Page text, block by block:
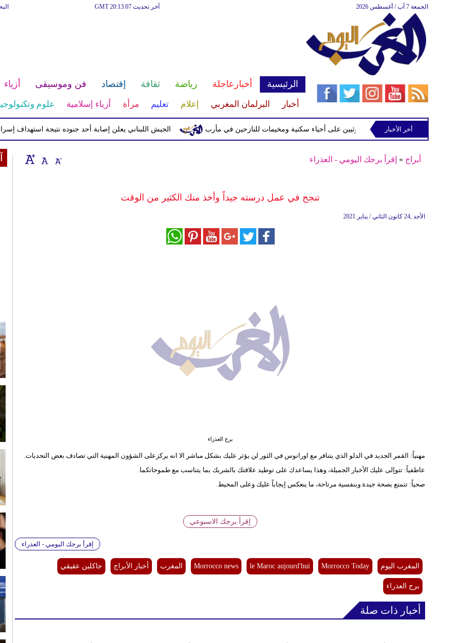
آخر تحديث GMT 20:13:07 الجمعة 7 آب / أغسطس 2026
الرئيسية أخبارعاجلة رياضة ثقافة إقتصاد فن وموسيقى أزياء
أخبار البرلمان المغربي إعلام تعليم مرأة أزياء إسلامية علوم
الجيش اللبناني يعلن إصابة أحد جنوده نتيجة استهداف إسرائيلي أخر الأخبار
أبراج » إقرأ برجك اليومي - العذراء
تنجح في عمل درسته جيداً وأخذ منك الكثير من الوقت
الأحد ,24 كانون الثاني / يناير 2021
برج العذراء
مهنياً: القمر الجديد في الدلو الذي يتنافر مع اورانوس في الثور لن يؤثر عليك بشكل مباشر الا انه يركزعلى الشؤون المهنية التي تصادف بعض التحديات.
عاطفياً: تتوإلى عليك الأخبار الجميلة، وهذا يساعدك على توطيد علاقتك بالشريك بما يتناسب مع طموحاتكما.
صحياً: تتمتع بصحة جيدة وبنفسية مرتاحة، ما ينعكس إيجاباً عليك وعلى المحيط.
إقرأ برجك الاسبوعي
إقرأ برجك اليومي - العذراء
المغرب اليوم Morrocco Today
le Maroc aujourd'hui
Morrocco news المغرب أخبار الأبراج جاكلين عقيقي
برج العذراء
أخبار ذات صلة